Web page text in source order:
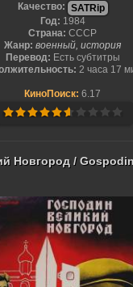
Качество: SATRip
Год: 1984
Страна: СССР
Жанр: военный, история
Перевод: Есть субтитры
2 часа 17
КиноПоиск: 6.17
Новгород /